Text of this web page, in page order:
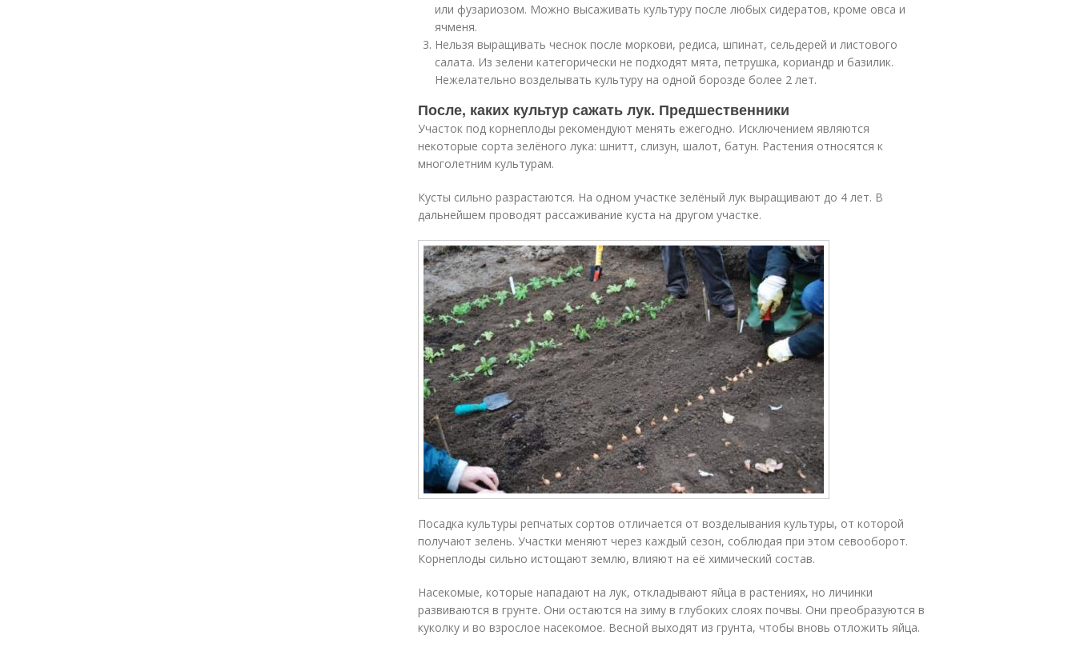
или фузариозом. Можно высаживать культуру после любых сидератов, кроме овса и
ячменя.
Нельзя выращивать чеснок после моркови, редиса, шпинат, сельдерей и листового
салата. Из зелени категорически не подходят мята, петрушка, кориандр и базилик.
Нежелательно возделывать культуру на одной борозде более 2 лет.
После, каких культур сажать лук. Предшественники
Участок под корнеплоды рекомендуют менять ежегодно. Исключением являются
некоторые сорта зелёного лука: шнитт, слизун, шалот, батун. Растения относятся к
многолетним культурам.
Кусты сильно разрастаются. На одном участке зелёный лук выращивают до 4 лет. В
дальнейшем проводят рассаживание куста на другом участке.
Посадка культуры репчатых сортов отличается от возделывания культуры, от которой
получают зелень. Участки меняют через каждый сезон, соблюдая при этом севооборот.
Корнеплоды сильно истощают землю, влияют на её химический состав.
Насекомые, которые нападают на лук, откладывают яйца в растениях, но личинки
развиваются в грунте. Они остаются на зиму в глубоких слоях почвы. Они преобразуются в
куколку и во взрослое насекомое. Весной выходят из грунта, чтобы вновь отложить яйца.